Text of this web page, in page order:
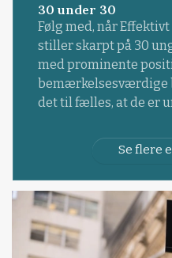
30 under 30
Følg med, når
stiller skarpt på 30
med prominente
bemærkelsesværdige
det til fælles, at de er
Se flere